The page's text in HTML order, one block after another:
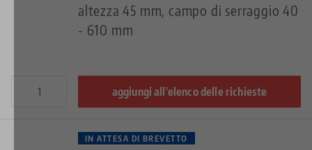
altezza 45 mm, campo di serraggio 40
- 610 mm
aggiungi all'elenco delle richieste
IN ATTESA DI BREVETTO